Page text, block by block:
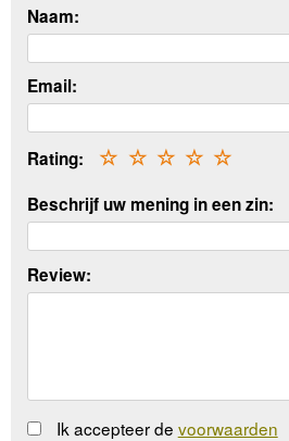
Naam:
Email:
Rating: ☆
☆
☆
☆
☆
Beschrijf uw mening in een zin:
Review:
Ik accepteer de voorwaarden